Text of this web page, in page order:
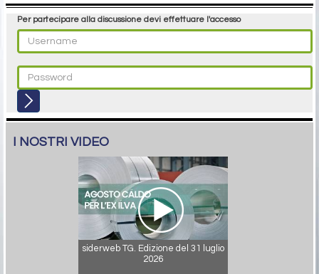
Per partecipare alla discussione devi effettuare l'accesso
I NOSTRI VIDEO
siderweb TG. Edizione del 31 luglio
2026